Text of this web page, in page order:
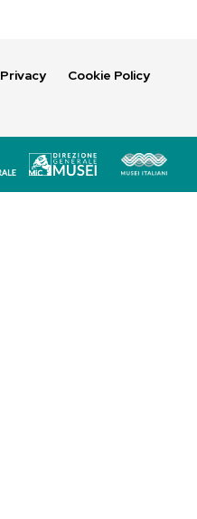
Privacy
Cookie Policy